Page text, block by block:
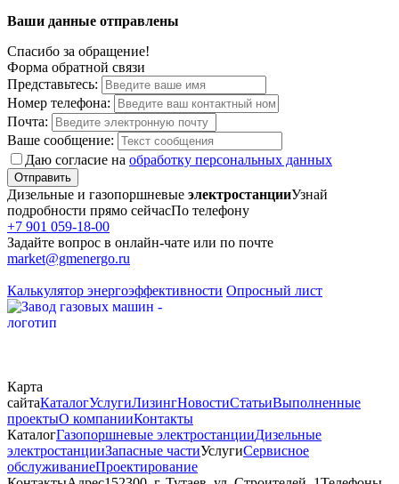
Ваши данные отправлены
Спасибо за обращение!
Форма обратной связи
Представьтесь:
Номер телефона:
Почта:
Ваше сообщение:
Даю согласие на обработку персональных данных
Отправить
Дизельные и газопоршневые электростанцииУзнай
подробности прямо сейчасПо телефону
+7 901 059-18-00
Задайте вопрос в онлайн-чате или по почте
market@gmenergo.ru
Калькулятор энергоэффективности Опросный лист
Карта
сайтаКаталогУслугиЛизингНовостиСтатьиВыполненные
проектыО компанииКонтакты
КаталогГазопоршневые электростанцииДизельные
электростанцииЗапасные частиУслугиСервисное
обслуживаниеПроектирование